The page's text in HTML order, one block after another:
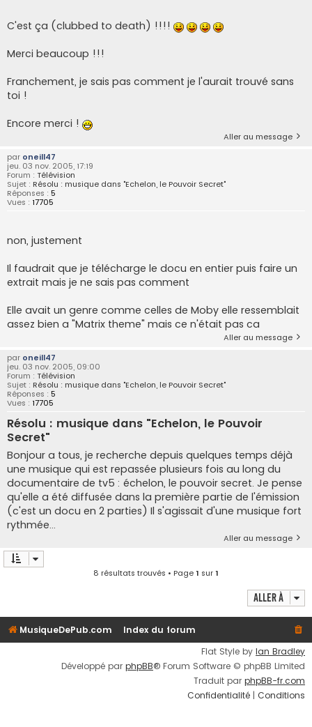
C'est ça (clubbed to death) !!!!
Merci beaucoup !!!
Franchement, je sais pas comment je l'aurait trouvé sans
toi !
Encore merci !
Aller au message
par oneill47
jeu. 03 nov. 2005, 17:19
Forum : Télévision
Sujet : Résolu : musique dans "Echelon, le Pouvoir Secret"
Réponses : 5
Vues : 17705
non, justement
Il faudrait que je télécharge le docu en entier puis faire un
extrait mais je ne sais pas comment
Elle avait un genre comme celles de Moby elle ressemblait
assez bien a "Matrix theme" mais ce n'était pas ca
Aller au message
par oneill47
jeu. 03 nov. 2005, 09:00
Forum : Télévision
Sujet : Résolu : musique dans "Echelon, le Pouvoir Secret"
Réponses : 5
Vues : 17705
Résolu : musique dans "Echelon, le Pouvoir
Secret"
Bonjour a tous, je recherche depuis quelques temps déjà
une musique qui est repassée plusieurs fois au long du
documentaire de tv5 : échelon, le pouvoir secret. Je pense
qu'elle a été diffusée dans la première partie de l'émission
(c'est un docu en 2 parties) Il s'agissait d'une musique fort
rythmée...
Aller au message
8 résultats trouvés • Page1 sur1
Aller à
MusiqueDePub.com
Index du forum
Flat Style by Ian Bradley
Développé par phpBB® Forum Software © phpBB Limited
Traduit par phpBB-fr.com
Confidentialité | Conditions